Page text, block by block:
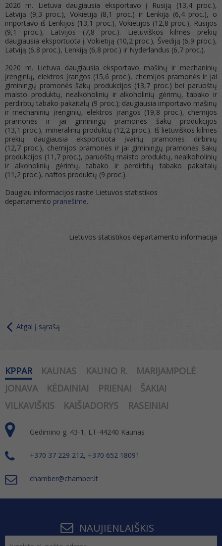
2020 m. Lietuva daugiausia eksportavo į Rusiją (13,4 proc.),
Latviją (9,3 proc.), Vokietiją (8,1 proc.) ir Lenkiją (6,4 proc.), o
importavo iš Lenkijos (13,1 proc.), Vokietijos (12,8 proc.), Rusijos
(9,1 proc.), Latvijos (7,8 proc.). Lietuviškos kilmės prekių
daugiausia eksportuota į Vokietiją (10,2 proc.), Švediją (6,9 proc.),
Latviją (6,8 proc.), Lenkiją (6,8 proc.) ir Nyderlandus (6,7 proc.).
2020 m. Lietuva daugiausia eksportavo mašinų ir mechaninių
įrenginių, elektros įrangos (15,6 proc.), chemijos pramonės ir jai
giminingų pramonės šakų produkcijos (13,7 proc.) bei paruoštų
maisto produktų, nealkoholinių ir alkoholinių gėrimų, tabako ir
perdirbtų tabako pakaitalų (9 proc.); daugiausia importavo mašinų
ir mechaninių įrenginių, elektros įrangos (19,8 proc.), chemijos
pramonės ir jai giminingų pramonės šakų produkcijos
(13,1 proc.), mineralinių produktų (12,2 proc.). Iš lietuviškos kilmės
prekių daugiausia eksportuota įvairių pramonės dirbinių
(12,7 proc.), chemijos pramonės ir jai giminingų pramonės šakų
produkcijos (11,7 proc.), paruoštų maisto produktų, nealkoholinių
ir alkoholinių gėrimų, tabako ir perdirbtų tabako pakaitalų
(11,2 proc.), naftos produktų (9 proc.).
Daugiau informacijos rasite Lietuvos statistikos
departamento pranešime.
Lietuvos statistikos departamento informacija
Atgal į sąrašą
KPPAR KAUNAS KAUNO R.
MARIJAMPOLĖ
JONAVA
KĖDAINIAI PRIENAI
ŠAKIAI
VILKAVIŠKIS
KAIŠIADORYS RASEINIAI
Gedimino g. 43-1, LT-44240 Kaunas
+370 37 229 212, +370 652 18091
chamber@chamber.lt
NAUJIENLAIŠKIS